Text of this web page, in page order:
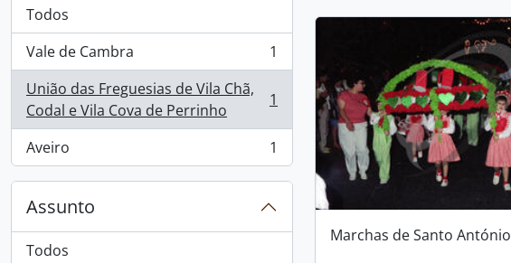
Todos
Vale de Cambra
, 1 resultados
1
União das Freguesias de Vila Chã,
Codal e Vila Cova de Perrinho
, 1 resultados 1
Aveiro
, 1 resultados 1
Assunto
Todos
Marchas de Santo António